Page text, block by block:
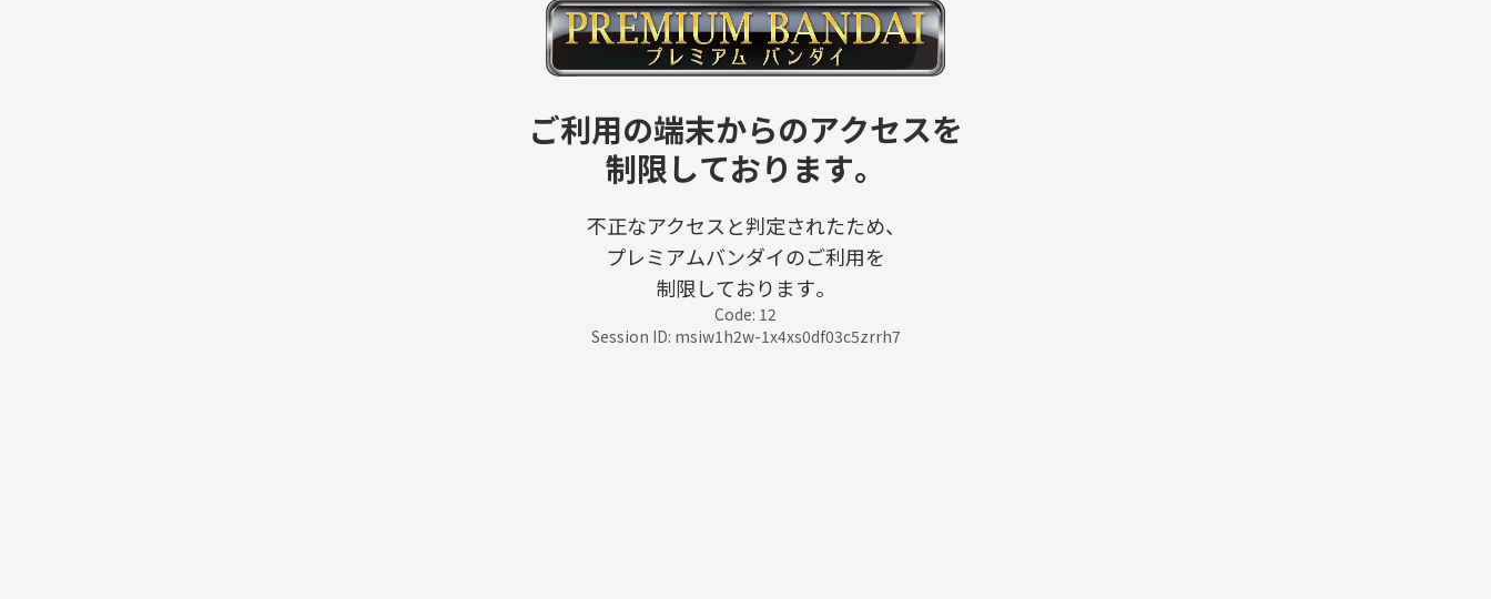
ご利用の端末からのアクセスを
制限しております。
不正なアクセスと判定されたため、
プレミアムバンダイのご利用を
制限しております。
Code: 12
Session ID: msiw1h2w-1x4xs0df03c5zrrh7